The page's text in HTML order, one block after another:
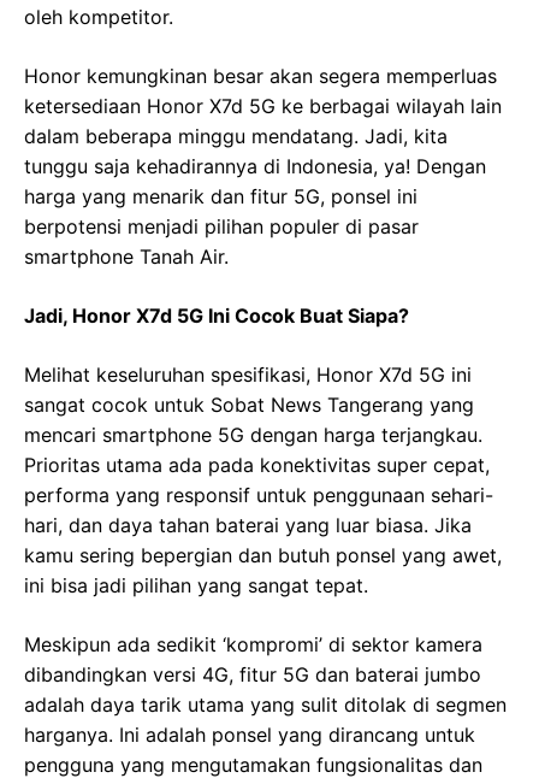
oleh kompetitor.
Honor kemungkinan besar akan segera memperluas
ketersediaan Honor X7d 5G ke berbagai wilayah lain
dalam beberapa minggu mendatang. Jadi, kita
tunggu saja kehadirannya di Indonesia, ya! Dengan
harga yang menarik dan fitur 5G, ponsel ini
berpotensi menjadi pilihan populer di pasar
smartphone Tanah Air.
Jadi, Honor X7d 5G Ini Cocok Buat Siapa?
Melihat keseluruhan spesifikasi, Honor X7d 5G ini
sangat cocok untuk Sobat News Tangerang yang
mencari smartphone 5G dengan harga terjangkau.
Prioritas utama ada pada konektivitas super cepat,
performa yang responsif untuk penggunaan sehari-
hari, dan daya tahan baterai yang luar biasa. Jika
kamu sering bepergian dan butuh ponsel yang awet,
ini bisa jadi pilihan yang sangat tepat.
Meskipun ada sedikit ‘kompromi’ di sektor kamera
dibandingkan versi 4G, fitur 5G dan baterai jumbo
adalah daya tarik utama yang sulit ditolak di segmen
harganya. Ini adalah ponsel yang dirancang untuk
pengguna yang mengutamakan fungsionalitas dan